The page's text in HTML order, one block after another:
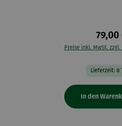
79,00
Preise inkl. MwSt.
Lieferzeit: 8
In den